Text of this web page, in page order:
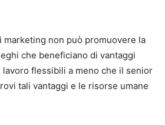
marketing non può promuovere la
che beneficiano di vantaggi
flessibili a meno che il senior
tali vantaggi e le risorse umane